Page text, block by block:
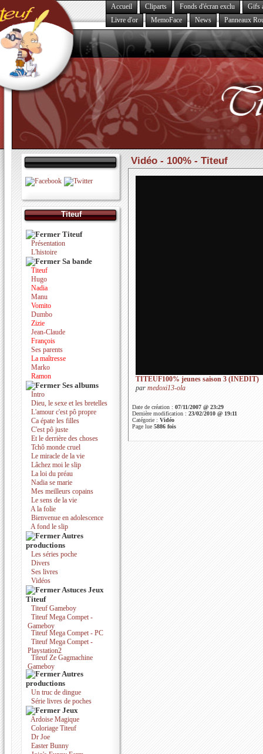
Accueil Cliparts Fonds d'écran exclu
Gifs
Livre d'or
MemoFace News Panneaux
Titeuf
Titeuf
Présentation
L'histoire
Sa bande
Titeuf
Hugo
Nadia
Manu
Vomito
Dumbo
Zizie
Jean-Claude
François
Ses parents
La maîtresse
Marko
Ramon
Ses albums
Intro
Dieu, le sexe et les bretelles
L'amour c'est pô propre
Ca épate les filles
C'est pô juste
Et le derrière des choses
Tchô monde cruel
Le miracle de la vie
Lâchez moi le slip
La loi du préau
Nadia se marie
Mes meilleurs copains
Le sens de la vie
A la folie
Bienvenue en adolescence
A fond le slip
Autres
productions
Les séries poche
Divers
Ses livres
Vidéos
Astuces Jeux
Titeuf
Titeuf Gameboy
Titeuf Mega Compet -
Gameboy
Titeuf Mega Compet - PC
Titeuf Mega Compet -
Playstation2
Titeuf Ze Gagmachine
Gameboy
Autres
productions
Un truc de dingue
Série livres de poches
Jeux
Ardoise Magique
Coloriage Titeuf
Dr Joe
Easter Bunny
Vidéo - 100% - Titeuf
TITEUF100% jeunes saison 3 (INEDIT)
par medoxi13-ola
Date de création : 07/11/2007 @ 23:29
Dernière modification : 23/02/2010 @ 19:11
Catégorie : Vidéo
Page lue 5886 fois